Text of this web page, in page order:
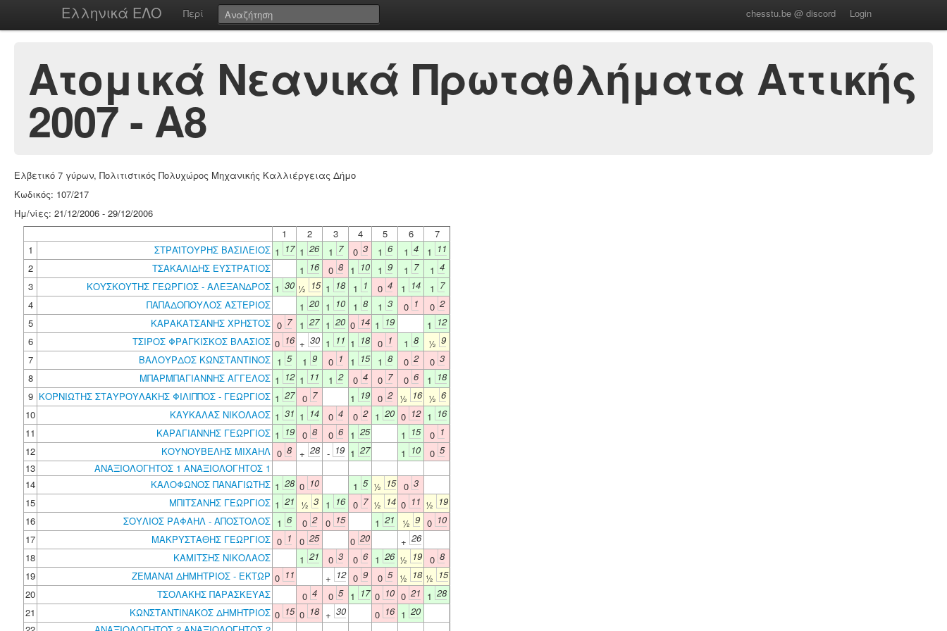
Ελληνικά ΕΛΟ Περί chesstu.be @ discord Login
Ατομικά Νεανικά Πρωταθλήματα Αττικής
2007 - Α8
Ελβετικό 7 γύρων, Πολιτιστικός Πολυχώρος Μηχανικής Καλλιέργειας Δήμο
Κωδικός: 107/217
Ημ/νίες: 21/12/2006 - 29/12/2006
1
2 3 4 5 6
7
1
ΣΤΡΑΪΤΟΥΡΗΣ ΒΑΣΙΛΕΙΟΣ 1 17 1 26 1 7 0 3 1 6 1 4 1 11
2
ΤΣΑΚΑΛΙΔΗΣ ΕΥΣΤΡΑΤΙΟΣ 1 16 0 8 1 10 1 9 1 7 1 4
3
ΚΟΥΣΚΟΥΤΗΣ ΓΕΩΡΓΙΟΣ - ΑΛΕΞΑΝΔΡΟΣ 1 30 ½ 15 1 18 1 1 0 4 1 14 1 7
4
ΠΑΠΑΔΟΠΟΥΛΟΣ ΑΣΤΕΡΙΟΣ 1 20 1 10 1 8 1 3 0 1 0 2
5
ΚΑΡΑΚΑΤΣΑΝΗΣ ΧΡΗΣΤΟΣ 0 7 1 27 1 20 0 14 1 19 1 12
6
ΤΣΙΡΟΣ ΦΡΑΓΚΙΣΚΟΣ ΒΛΑΣΙΟΣ 0 16 + 30 1 11 1 18 0 1 1 8 ½ 9
7
ΒΑΛΟΥΡΔΟΣ ΚΩΝΣΤΑΝΤΙΝΟΣ 1 5 1 9 0 1 1 15 1 8 0 2 0 3
8
ΜΠΑΡΜΠΑΓΙΑΝΝΗΣ ΑΓΓΕΛΟΣ 1 12 1 11 1 2 0 4 0 7 0 6 1 18
9 ΚΟΡΝΙΩΤΗΣ ΣΤΑΥΡΟΥΛΑΚΗΣ ΦΙΛΙΠΠΟΣ - ΓΕΩΡΓΙΟΣ 1 27 0 7 1 19 0 2 ½ 16 ½ 6
10
ΚΑΥΚΑΛΑΣ ΝΙΚΟΛΑΟΣ 1 31 1 14 0 4 0 2 1 20 0 12 1 16
11
ΚΑΡΑΓΙΑΝΝΗΣ ΓΕΩΡΓΙΟΣ 1 19 0 8 0 6 1 25 1 15 0 1
12
ΚΟΥΝΟΥΒΕΛΗΣ ΜΙΧΑΗΛ 0 8 + 28 - 19 1 27 1 10 0 5
13
ΑΝΑΞΙΟΛΟΓΗΤΟΣ 1 ΑΝΑΞΙΟΛΟΓΗΤΟΣ 1
14
ΚΑΛΟΦΩΝΟΣ ΠΑΝΑΓΙΩΤΗΣ 1 28 0 10 1 5 ½ 15 0 3
15
ΜΠΙΤΣΑΝΗΣ ΓΕΩΡΓΙΟΣ 1 21 ½ 3 1 16 0 7 ½ 14 0 11 ½ 19
16
ΣΟΥΛΙΟΣ ΡΑΦΑΗΛ - ΑΠΟΣΤΟΛΟΣ 1 6 0 2 0 15 1 21 ½ 9 0 10
17
ΜΑΚΡΥΣΤΑΘΗΣ ΓΕΩΡΓΙΟΣ 0 1 0 25 0 20 + 26
18
ΚΑΜΙΤΣΗΣ ΝΙΚΟΛΑΟΣ 1 21 0 3 0 6 1 26 ½ 19 0 8
19
ΖΕΜΑΝΑΪ ΔΗΜΗΤΡΙΟΣ - ΕΚΤΩΡ 0 11 + 12 0 9 0 5 ½ 18 ½ 15
20
ΤΣΟΛΑΚΗΣ ΠΑΡΑΣΚΕΥΑΣ 0 4 0 5 1 17 0 10 0 21 1 28
21
ΚΩΝΣΤΑΝΤΙΝΑΚΟΣ ΔΗΜΗΤΡΙΟΣ 0 15 0 18 + 30 0 16 1 20